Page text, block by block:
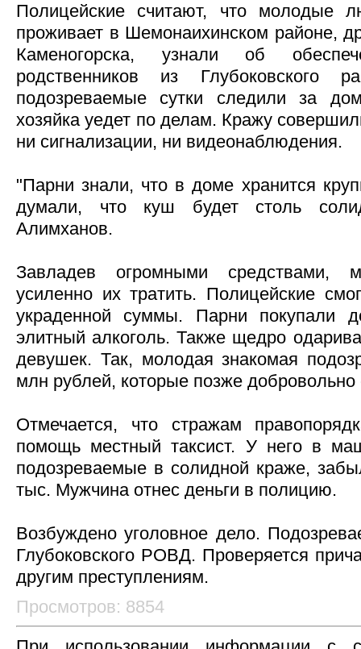
Полицейские считают, что молодые
проживает в Шемонаихинском районе,
Каменогорска, узнали об
родственников из Глубоковского
подозреваемые сутки следили за
хозяйка уедет по делам. Кражу
ни сигнализации, ни видеонаблюдения.
"Парни знали, что в доме хранится
думали, что куш будет столь
Алимханов.
Завладев огромными средствами,
усиленно их тратить. Полицейские
украденной суммы. Парни покупали
элитный алкоголь. Также щедро
девушек. Так, молодая знакомая
млн рублей, которые позже
Отмечается, что стражам
помощь местный таксист. У него в
подозреваемые в солидной краже,
тыс. Мужчина отнес деньги в полицию.
Возбуждено уголовное дело.
Глубоковского РОВД. Проверяется
другим преступлениям.
Просмотров: 8854